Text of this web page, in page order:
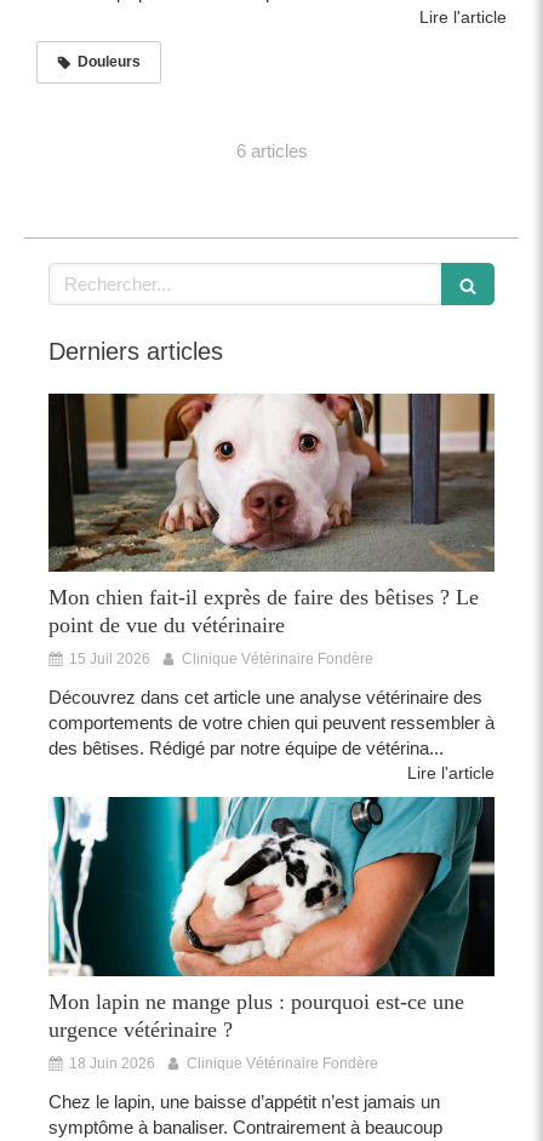
Lire l'article
Douleurs
6 articles
Rechercher
Derniers articles
Mon chien fait-il exprès de faire des bêtises ? Le
point de vue du vétérinaire
15 Juil 2026 Clinique Vétérinaire Fondère
Découvrez dans cet article une analyse vétérinaire des
comportements de votre chien qui peuvent ressembler à
des bêtises. Rédigé par notre équipe de vétérina...
Lire l'article
Mon lapin ne mange plus : pourquoi est-ce une
urgence vétérinaire ?
18 Juin 2026 Clinique Vétérinaire Fondère
Chez le lapin, une baisse d’appétit n’est jamais un
symptôme à banaliser. Contrairement à beaucoup